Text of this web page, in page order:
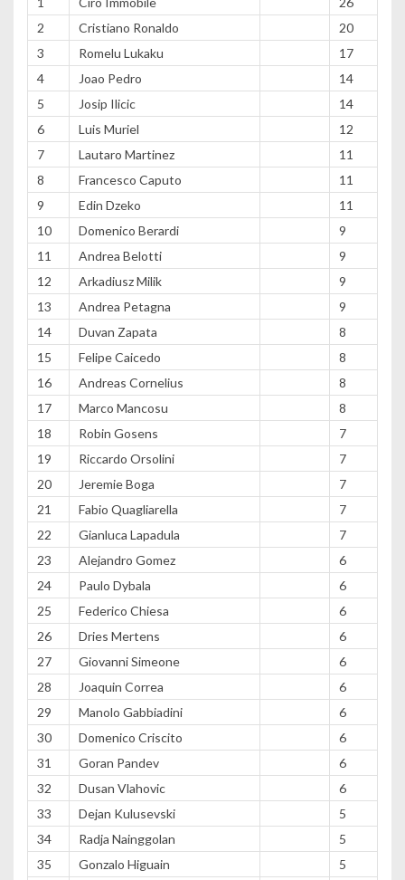
2
Cristiano Ronaldo
20
3
Romelu Lukaku
17
4
Joao Pedro
14
5
Josip Ilicic
14
6
Luis Muriel
12
7
Lautaro Martinez
11
8
Francesco Caputo
11
9
Edin Dzeko
11
10
Domenico Berardi
9
11
Andrea Belotti
9
12
Arkadiusz Milik
9
13
Andrea Petagna
9
14
Duvan Zapata
8
15
Felipe Caicedo
8
16
Andreas Cornelius
8
17
Marco Mancosu
8
18
Robin Gosens
7
19
Riccardo Orsolini
7
20
Jeremie Boga
7
21
Fabio Quagliarella
7
22
Gianluca Lapadula
7
23
Alejandro Gomez
6
24
Paulo Dybala
6
25
Federico Chiesa
6
26
Dries Mertens
6
27
Giovanni Simeone
6
28
Joaquin Correa
6
29
Manolo Gabbiadini
6
30
Domenico Criscito
6
31
Goran Pandev
6
32
Dusan Vlahovic
6
33
Dejan Kulusevski
5
34
Radja Nainggolan
5
35
Gonzalo Higuain
5